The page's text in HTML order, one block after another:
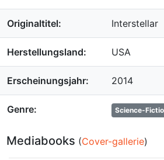
Originaltitel: Interstellar
Herstellungsland: USA
Erscheinungsjahr: 2014
Genre: Science-
Mediabooks (Cover-gallerie)